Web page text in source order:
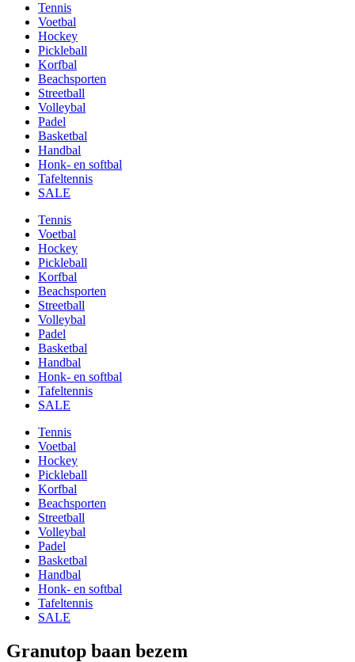
Tennis
Voetbal
Hockey
Pickleball
Korfbal
Beachsporten
Streetball
Volleybal
Padel
Basketbal
Handbal
Honk- en softbal
Tafeltennis
SALE
Tennis
Voetbal
Hockey
Pickleball
Korfbal
Beachsporten
Streetball
Volleybal
Padel
Basketbal
Handbal
Honk- en softbal
Tafeltennis
SALE
Tennis
Voetbal
Hockey
Pickleball
Korfbal
Beachsporten
Streetball
Volleybal
Padel
Basketbal
Handbal
Honk- en softbal
Tafeltennis
SALE
Granutop baan bezem